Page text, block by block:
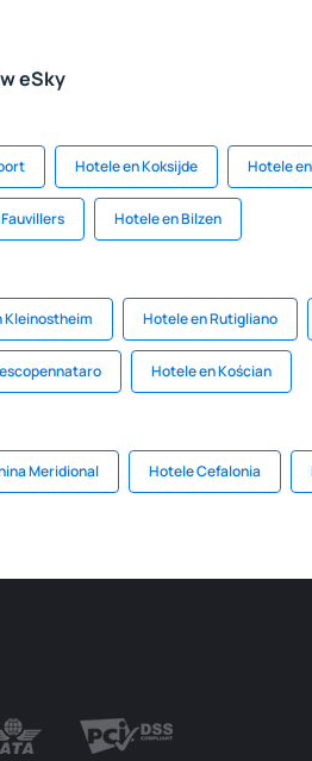
eSky
Hotele en Koksijde Hotele
Hotele en Bilzen
Kleinostheim Hotele en Rutigliano
Hotele en Kościan
Meridional Hotele Cefalonia